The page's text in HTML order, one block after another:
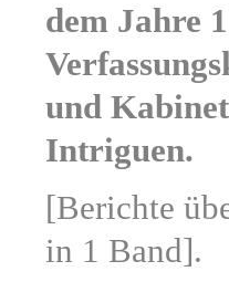
dem Jahre
und
Intriguen.
[Berichte
in 1 Band].